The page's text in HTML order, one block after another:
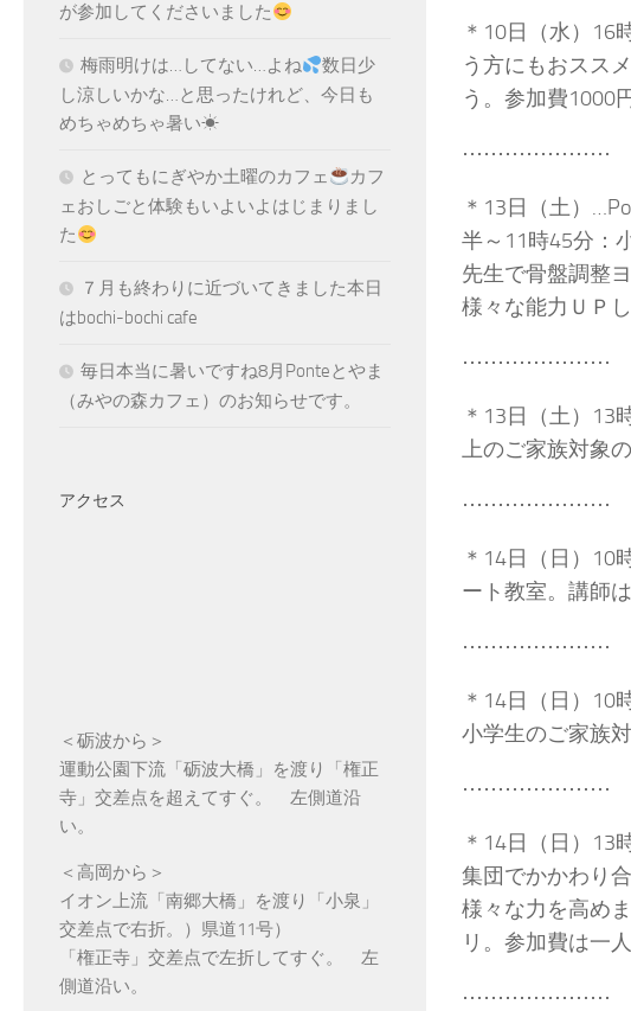
＊10日（水）16
う方にもおスス
う。参加費1000
⋯⋯⋯⋯⋯⋯⋯
＊13日（土）
半～11時45分：
先生で骨盤調整
様々な能力ＵＰ
⋯⋯⋯⋯⋯⋯⋯
＊13日（土）13
上のご家族対象
⋯⋯⋯⋯⋯⋯⋯
＊14日（日）10
ート教室。講師
⋯⋯⋯⋯⋯⋯⋯
＊14日（日）10
小学生のご家族
⋯⋯⋯⋯⋯⋯⋯
＊14日（日）13
集団でかかわり
様々な力を高め
リ。参加費は一
⋯⋯⋯⋯⋯⋯⋯
が参加してくださいました
梅雨明けは…してない…よね
数日少
し涼しいかな…と思ったけれど、今日も
めちゃめちゃ暑い☀
とってもにぎやか土曜のカフェ
カフ
ェおしごと体験もいよいよはじまりまし
た
７月も終わりに近づいてきました本日
はbochi-bochi cafe
毎日本当に暑いですね8月Ponteとやま
（みやの森カフェ）のお知らせです。
アクセス
＜砺波から＞
運動公園下流「砺波大橋」を渡り「権正
寺」交差点を超えてすぐ。 左側道沿
い。
＜高岡から＞
イオン上流「南郷大橋」を渡り「小泉」
交差点で右折。）県道11号）
「権正寺」交差点で左折してすぐ。 左
側道沿い。